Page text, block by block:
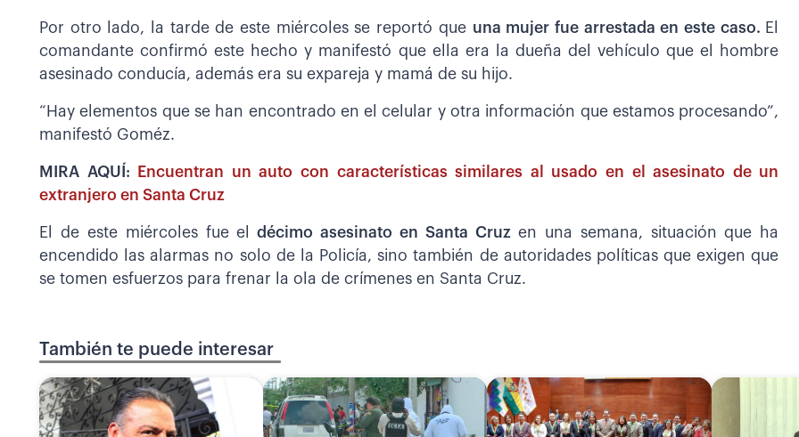
Por otro lado, la tarde de este miércoles se reportó que una mujer fue arrestada en este caso. El
comandante confirmó este hecho y manifestó que ella era la dueña del vehículo que el hombre
asesinado conducía, además era su expareja y mamá de su hijo.
“Hay elementos que se han encontrado en el celular y otra información que estamos procesando”,
manifestó Goméz.
MIRA AQUÍ:
Encuentran un auto con características similares al usado en el asesinato de un
extranjero en Santa Cruz
El de este miércoles fue el décimo asesinato en Santa Cruz en una semana, situación que ha
encendido las alarmas no solo de la Policía, sino también de autoridades políticas que exigen que
se tomen esfuerzos para frenar la ola de crímenes en Santa Cruz.
También te puede interesar